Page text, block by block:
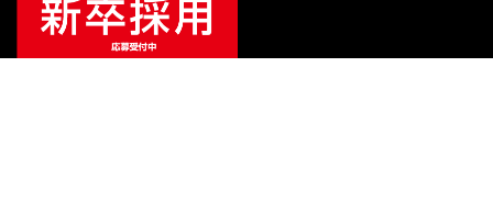
販売価格¥39,600（税込）